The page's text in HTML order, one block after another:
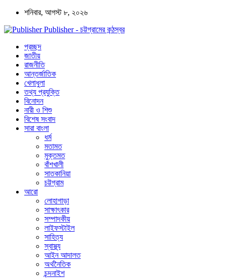
শনিবার, আগস্ট ৮, ২০২৬
Publisher - চট্টগ্রামের কন্ঠস্বর
প্রচ্ছদ
জাতীয়
রাজনীতি
আন্তর্জাতিক
খেলাধুলা
তথ্য প্রযুক্তি
বিনোদন
নারী ও শিশু
বিশেষ সংবাদ
সারা বাংলা
ধর্ম
মতামত
মুক্তমত
বাঁশখালী
সাতকানিয়া
চট্টগ্রাম
আরো
লোহাগাড়া
সাক্ষাৎকার
সম্পাদকীয়
লাইফস্টাইল
সাহিত্য
স্বাস্থ্য
আইন আদালত
অর্থনৈতিক
চন্দনাইশ